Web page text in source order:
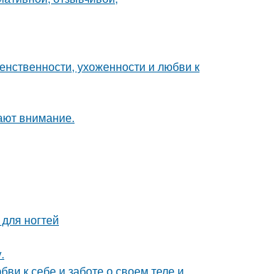
ухоженности и любви к
внимание.
ногтей